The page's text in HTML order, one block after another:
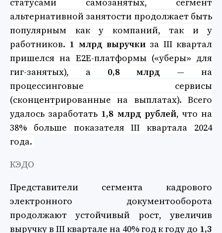
альтернативной занятости продолжает быть
популярным как у компаний, так и у
работников. 1 млрд выручки за III квартал
пришелся на E2E-платформы («уберы» для
гиг-занятых), а 0,8 млрд — на
процессинговые сервисы
(сконцентрированные на выплатах). Всего
удалось заработать 1,8 млрд рублей, что на
38% больше показателя III квартала 2024
года.
КЭДО
Представители сегмента кадрового
электронного документооборота
продолжают устойчивый рост, увеличив
выручку в III квартале на 40% год к году до 1,3